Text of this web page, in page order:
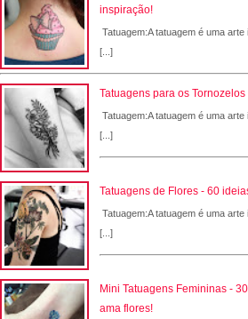
inspiração!
Tatuagem:A tatuagem é uma
[...]
Tatuagens para os
Tatuagem:A tatuagem é uma
[...]
Tatuagens de Flores - 60
Tatuagem:A tatuagem é uma
[...]
Mini Tatuagens Femininas -
ama flores!